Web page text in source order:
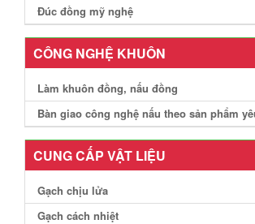
Đúc đồng mỹ nghệ
CÔNG NGHỆ KHUÔN
Làm khuôn đồng, nấu đồng
Bàn giao công nghệ nấu theo sản phẩm
CUNG CẤP VẬT LIỆU
Gạch chịu lửa
Gạch cách nhiệt